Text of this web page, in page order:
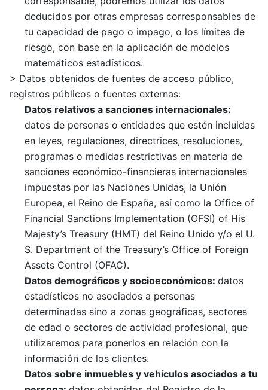
deducidos por otras empresas corresponsables de
tu capacidad de pago o impago, o los límites de
riesgo, con base en la aplicación de modelos
matemáticos estadísticos.
> Datos obtenidos de fuentes de acceso público,
registros públicos o fuentes externas:
Datos relativos a sanciones internacionales:
datos de personas o entidades que estén incluidas
en leyes, regulaciones, directrices, resoluciones,
programas o medidas restrictivas en materia de
sanciones económico-financieras internacionales
impuestas por las Naciones Unidas, la Unión
Europea, el Reino de España, así como la Office of
Financial Sanctions Implementation (OFSI) of His
Majesty’s Treasury (HMT) del Reino Unido y/o el U.
S. Department of the Treasury’s Office of Foreign
Assets Control (OFAC).
Datos demográficos y socioeconómicos: datos
estadísticos no asociados a personas
determinadas sino a zonas geográficas, sectores
de edad o sectores de actividad profesional, que
utilizaremos para ponerlos en relación con la
información de los clientes.
Datos sobre inmuebles y vehículos asociados a tu